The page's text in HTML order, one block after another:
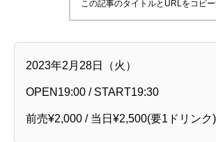
この記事のタイトルとURLをコピ
2023年2月28日（火）
OPEN19:00 / START19:30
前売¥2,000 / 当日¥2,500(要1ドリンク